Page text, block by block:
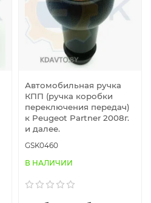
Автомобильная ручка
КПП (ручка коробки
переключения передач)
к Peugeot Partner 2008г.
и далее.
GSK0460
В НАЛИЧИИ